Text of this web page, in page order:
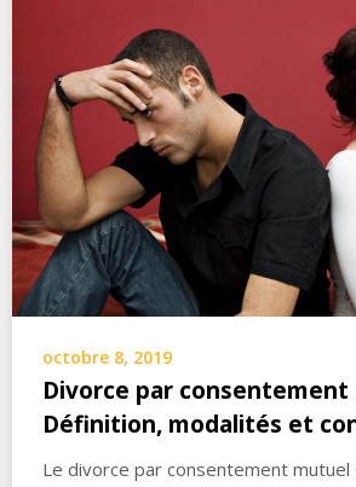
octobre 8, 2019
Divorce par consentement
Définition, modalités et
Le divorce par consentement mutuel